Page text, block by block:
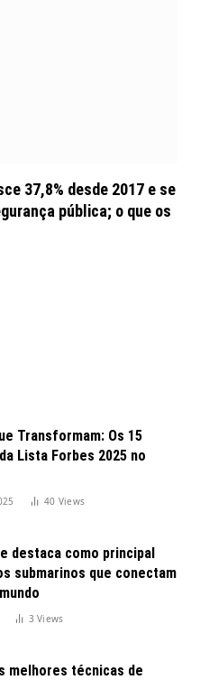
37,8% desde 2017 e se
pública; o que os
Transformam: Os 15
Lista Forbes 2025 no
40 Views
destaca como principal
submarinos que conectam
3Views
melhores técnicas de